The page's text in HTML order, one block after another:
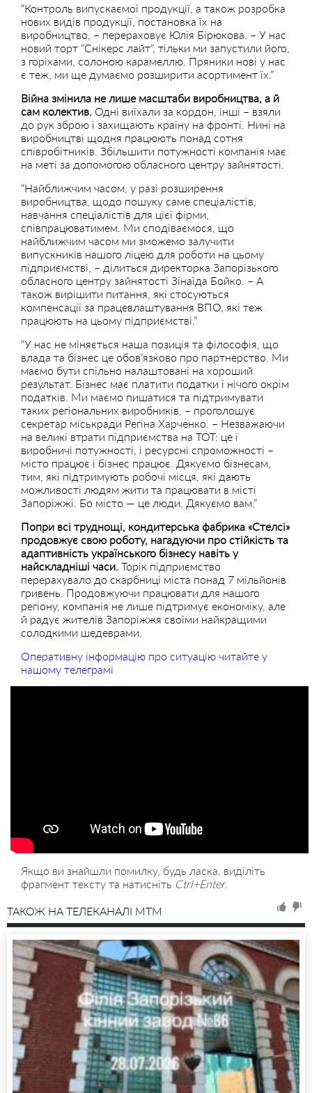
“Контроль випускаємої продукції, а також розробка
нових видів продукції, постановка їх на
виробництво, – перераховує Юлія Бірюкова. – У нас
новий торт “Снікерс лайт”, тільки ми запустили його,
з горіхами, солоною карамеллю. Пряники нові у нас
є теж, ми ще думаємо розширити асортимент їх.”
Війна змінила не лише масштаби виробництва, а й
сам колектив. Одні виїхали за кордон, інші – взяли
до рук зброю і захищають країну на фронті. Нині на
виробництві щодня працюють понад сотня
співробітників. Збільшити потужності компанія має
на меті за допомогою обласного центру зайнятості.
“Найближчим часом, у разі розширення
виробництва, щодо пошуку саме спеціалістів,
навчання спеціалістів для цієї фірми,
співпрацюватимем. Ми сподіваємося, що
найближчим часом ми зможемо залучити
випускників нашого ліцею для роботи на цьому
підприємстві, – ділиться директорка Запорізького
обласного центру зайнятості Зінаїда Бойко. – А
також вирішити питання, які стосуються
компенсації за працевлаштування ВПО, які теж
працюють на цьому підприємстві.”
“У нас не міняється наша позиція та філософія, що
влада та бізнес це обов’язково про партнерство. Ми
маємо бути спільно налаштовані на хороший
результат. Бізнес має платити податки і нічого окрім
податків. Ми маємо пишатися та підтримувати
таких регіональних виробників, – проголошує
секретар міськради Регіна Харченко. – Незважаючи
на великі втрати підприємства на ТОТ: це і
виробничі потужності, і ресурсні спроможності –
місто працює і бізнес працює. Дякуємо бізнесам,
тим, які підтримують робочі місця, які дають
можливості людям жити та працювати в місті
Запоріжжі. Бо місто — це люди. Дякуємо вам.”
Попри всі труднощі, кондитерська фабрика «Стелсі»
продовжує свою роботу, нагадуючи про стійкість та
адаптивність українського бізнесу навіть у
найскладніші часи. Торік підприємство
перерахувало до скарбниці міста понад 7 мільйонів
гривень. Продовжуючи працювати для нашого
регіону, компанія не лише підтримує економіку, але
й радує жителів Запоріжжя своїми найкращими
солодкими шедеврами.
Оперативну інформацію про ситуацію читайте у
нашому телеграмі
Якщо ви знайшли помилку, будь ласка, виділіть
фрагмент тексту та натисніть Ctrl+Enter.
ТАКОЖ НА ТЕЛЕКАНАЛІ MTM